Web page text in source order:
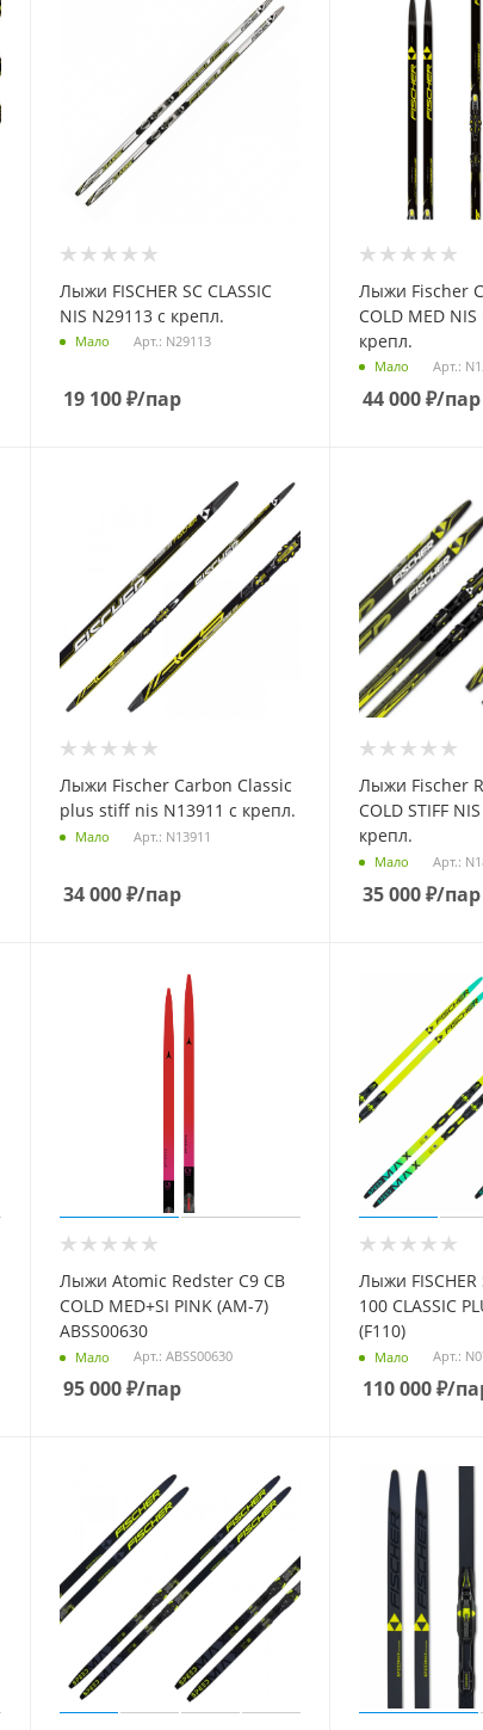
Лыжи FISCHER SC CLASSIC
NIS N29113 с крепл.
Мало Арт.: N29113
19 100₽/пар
Лыжи Fischer
COLD MED
крепл.
Мало Арт.:
44 000₽/пар
Лыжи Fischer Carbon Classic
plus stiff nis N13911 с крепл.
Мало Арт.: N13911
34 000₽/пар
Лыжи Fischer
COLD STIFF
крепл.
Мало Арт.:
35 000₽/пар
Лыжи Atomic Redster C9 CB
COLD MED+SI PINK (AM-7)
ABSS00630
Мало Арт.: ABSS00630
95 000₽/пар
Лыжи FISCHER
100 CLASSIC
(F110)
Мало Арт.:
110 000₽/